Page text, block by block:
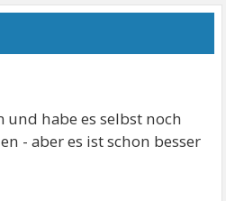
habe es selbst noch
- aber es ist schon besser